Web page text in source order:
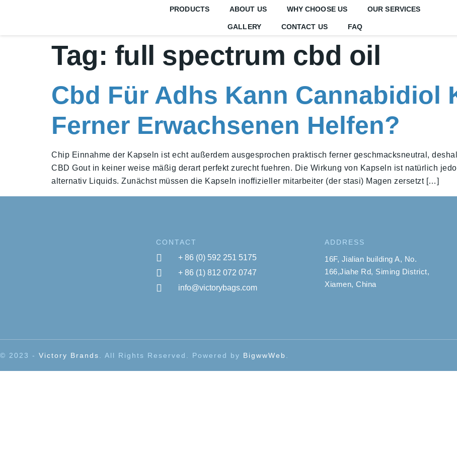
PRODUCTS ABOUT US WHY CHOOSE US OUR SERVICES
GALLERY CONTACT US FAQ
Tag: full spectrum cbd oil
Cbd Für Adhs Kann Cannabidiol
Ferner Erwachsenen Helfen?
Chip Einnahme der Kapseln ist echt außerdem ausgesprochen praktisch ferner geschmacksneutral,
CBD Gout in keiner weise mäßig derart perfekt zurecht fuehren. Die Wirkung von Kapseln ist natürlich
alternativ Liquids. Zunächst müssen die Kapseln inoffizieller mitarbeiter (der stasi) Magen zersetzt […]
CONTACT
+ 86 (0) 592 251 5175
+ 86 (1) 812 072 0747
info@victorybags.com
ADDRESS
16F, Jialian building A, No.
166,Jiahe Rd, Siming District,
Xiamen, China
© 2023 - Victory Brands . All Rights Reserved. Powered by BigwwWeb